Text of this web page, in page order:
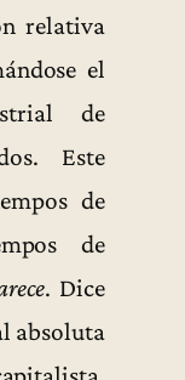
relativa
el
de
Este
de
de
. Dice
absoluta